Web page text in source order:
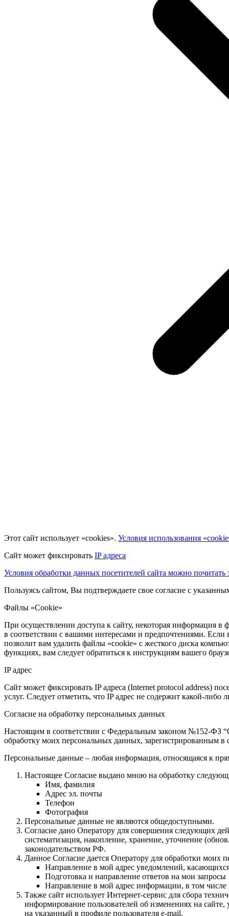
Этот сайт использует «cookies». Условия использования
Сайт может фиксировать IP адреса
Условия обработки данных посетителей сайта можно почитать
Пользуясь сайтом, Вы подтверждаете свое согласие с
Файлы «Cookie»
При осуществлении доступа к сайту, некоторая информация в
в соответствии с вашими интересами и предпочтениями.
позволит вам удалить файлы «cookie» с жесткого диска
функциях, вам следует обратиться к инструкциям вашего
IP адрес
Сайт может фиксировать IP адреса (Internet protocol address)
услуг. Следует отметить, что IP адрес не содержит какой-
Согласие на обработку персональных данных
Настоящим в соответствии с Федеральным законом №152-ФЗ
обработку моих персональных данных, зарегистрированным в
Персональные данные – любая информация, относящаяся к
Настоящее Согласие выдано мною на обработку
Имя, фамилия
Адрес эл. почты
Телефон
Фотография
Персональные данные не являются общедоступными.
Согласие дано Оператору для совершения следующих
систематизация, накопление, хранение, уточнение
законодательством РФ.
Данное Согласие дается Оператору для обработки
Направление в мой адрес уведомлений,
Подготовка и направление ответов на мои запросы
Направление в мой адрес информации, в том
Также сайт использует Интернет-сервис для сбора
информирование пользователей об изменениях на
на указанный в профиле пользователя e-mail.